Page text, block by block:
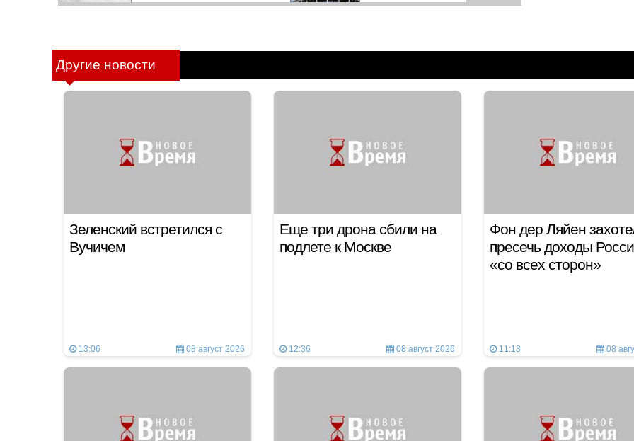
Другие новости
Зеленский встретился с
Вучичем
13:06 08 август 2026
Еще три дрона сбили на
подлете к Москве
12:36 08 август 2026
Фон дер Ляйен
пресечь доходы
«со всех сторон»
11:13 08